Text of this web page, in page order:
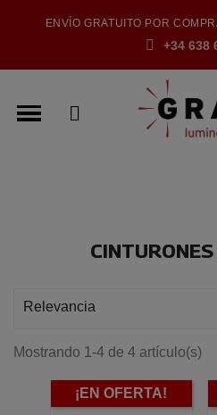
ENVÍO GRATUITO POR
+34 638
Relevancia
Mostrando 1-4 de 4 artículo(s)
¡EN OFERTA!